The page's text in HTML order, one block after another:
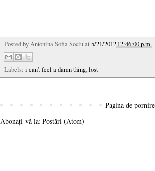
Posted byAntonina Sofia Sociuat 5/21/2012 12:46:00 p.m.
Labels: i can't feel a damn thing,lost
Pagina de pornire
Abonați-vă la: Postări (Atom)